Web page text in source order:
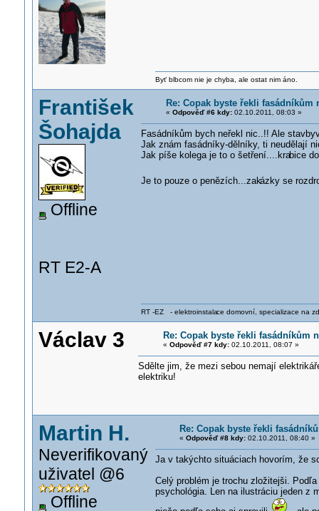
Byť blbcom nie je chyba, ale ostat nim áno.
František
Šohajda
Offline
RT E2-A
Re: Copak byste řekli
« Odpověď #6 kdy:02.10.2011, 08:03 »
Fasádníkům bych neřekl nic..!! Ale
Jak znám fasádníky-dělníky, ti neudělají
Jak píše kolega je to o šetření....krabice
Je to pouze o penězích...zakázky se
RT -EZ - elektroinstalace domovní, specializace na
Václav 3 Re: Copak byste řekli fasádníkům
« Odpověď #7 kdy:02.10.2011, 08:07 »
Sdělte jim, že mezi sebou nemají
elektriku!
Martin H.
Neverifikovaný
uživatel @6
Offline
Re: Copak byste řekli
« Odpověď #8 kdy:02.10.2011, 08:40 »
Ja v takýchto situáciach hovorím, že
Celý problém je trochu zložitejši.
psychológia. Len na ilustráciu jeden z